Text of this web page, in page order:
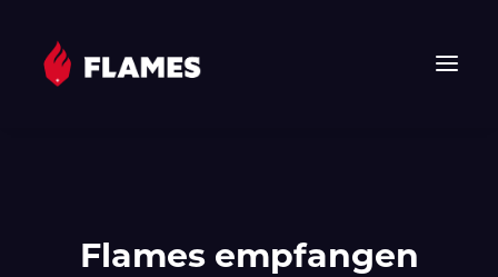
FLAMESFlames empfangen